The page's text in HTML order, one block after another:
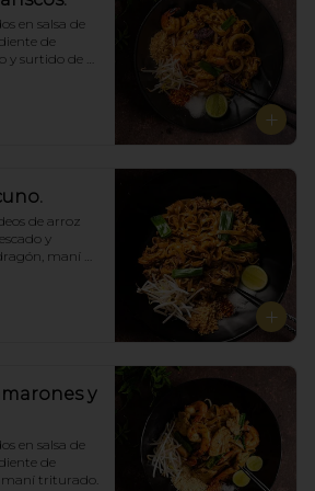
en salsa de
de
y surtido de
de arroz
y
maní
y
en salsa de
de
maní triturado.